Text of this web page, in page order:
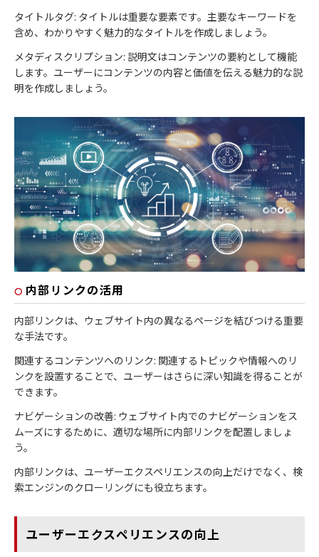
タイトルタグ: タイトルは重要な要素です。主要なキーワードを
含め、わかりやすく魅力的なタイトルを作成しましょう。
メタディスクリプション: 説明文はコンテンツの要約として機能
します。ユーザーにコンテンツの内容と価値を伝える魅力的な説
明を作成しましょう。
内部リンクの活用
内部リンクは、ウェブサイト内の異なるページを結びつける重要
な手法です。
関連するコンテンツへのリンク: 関連するトピックや情報へのリ
ンクを設置することで、ユーザーはさらに深い知識を得ることが
できます。
ナビゲーションの改善: ウェブサイト内でのナビゲーションをス
ムーズにするために、適切な場所に内部リンクを配置しましょ
う。
内部リンクは、ユーザーエクスペリエンスの向上だけでなく、検
索エンジンのクローリングにも役立ちます。
ユーザーエクスペリエンスの向上